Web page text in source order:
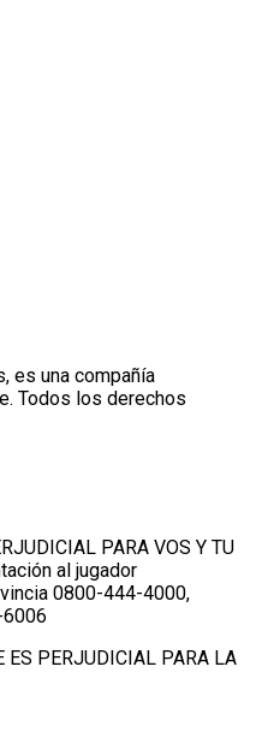
es una compañía
Todos los derechos
PARA VOS Y TU
al jugador
0800-444-4000,
ES PERJUDICIAL PARA LA